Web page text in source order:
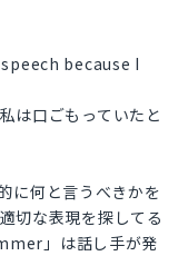
because I
は口ごもっていたと
に何と言うべきかを
切な表現を探してる
」は話し手が発